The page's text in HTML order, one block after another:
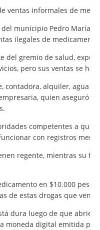
ventas informales de
municipio Pedro María
ilegales de
del gremio de salud,
pero sus ventas se
contadora, alquiler, agua
quien aseguró
competentes a que
con registros
regente, mientras su
en $10.000
de estas drogas que
dura luego de que
moneda digital emitida